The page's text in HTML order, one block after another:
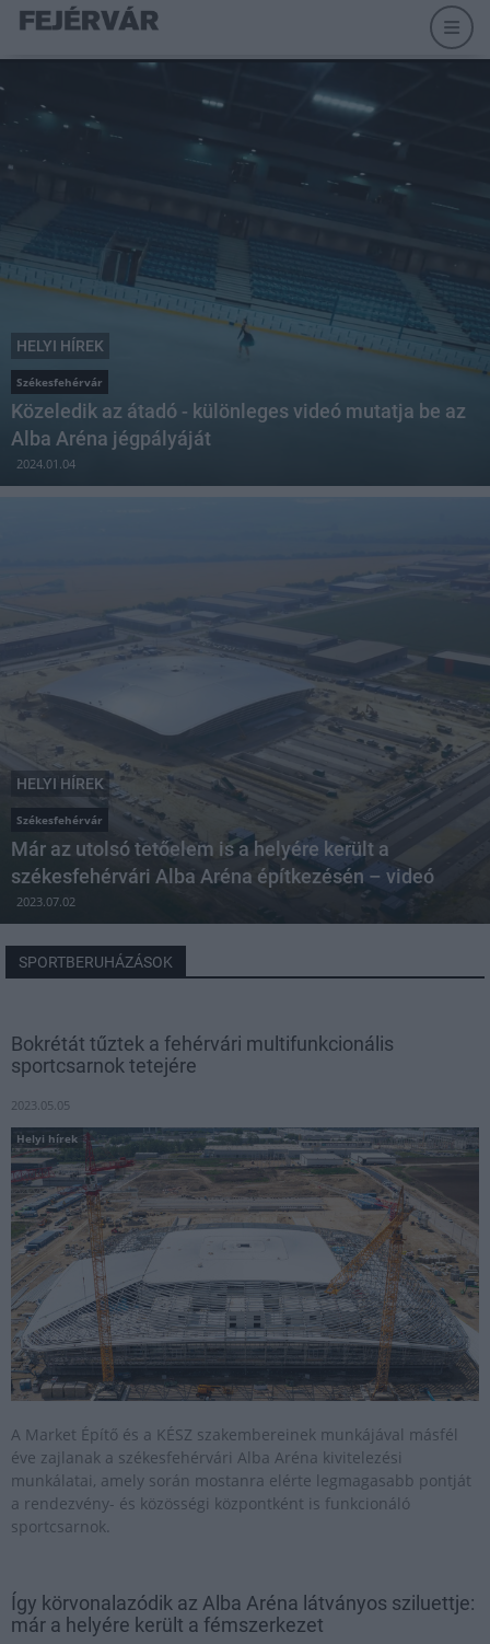
HELYI HÍREK
Székesfehérvár
Közeledik az átadó - különleges videó mutatja be az
Alba Aréna jégpályáját
2024.01.04
HELYI HÍREK
Székesfehérvár
Már az utolsó tetőelem is a helyére került a
székesfehérvári Alba Aréna építkezésén – videó
2023.07.02
SPORTBERUHÁZÁSOK
Bokrétát tűztek a fehérvári multifunkcionális
sportcsarnok tetejére
2023.05.05
Helyi hírek
A Market Építő és a KÉSZ szakembereinek munkájával másfél
éve zajlanak a székesfehérvári Alba Aréna kivitelezési
munkálatai, amely során mostanra elérte legmagasabb pontját
a rendezvény- és közösségi központként is funkcionáló
sportcsarnok.
Így körvonalazódik az Alba Aréna látványos sziluettje:
már a helyére került a fémszerkezet